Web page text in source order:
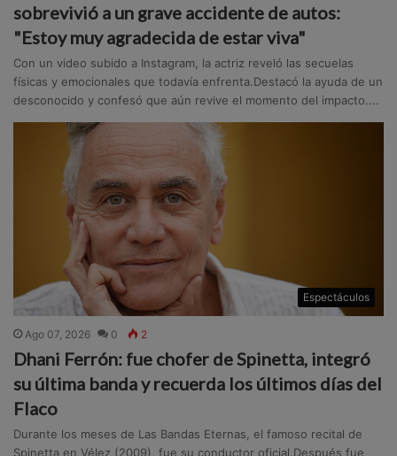
sobrevivió a un grave accidente de autos:
"Estoy muy agradecida de estar viva"
Con un video subido a Instagram, la actriz reveló las secuelas
físicas y emocionales que todavía enfrenta.Destacó la ayuda de un
desconocido y confesó que aún revive el momento del impacto....
Espectáculos
Ago 07, 2026 0 2
Dhani Ferrón: fue chofer de Spinetta, integró
su última banda y recuerda los últimos días del
Flaco
Durante los meses de Las Bandas Eternas, el famoso recital de
Spinetta en Vélez (2009), fue su conductor oficial.Después fue